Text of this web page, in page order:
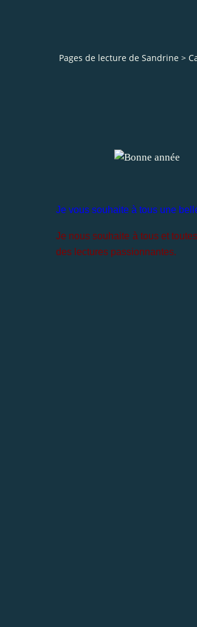
Pages de lecture de Sandrine >
Je vous souhaite à tous une
Je nous souhaite à tous et
des lectures passionnantes.